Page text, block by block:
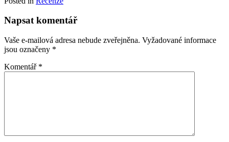
Napsat komentář
Vaše e-mailová adresa nebude zveřejněna. Vyžadované informace
jsou označeny *
Komentář *